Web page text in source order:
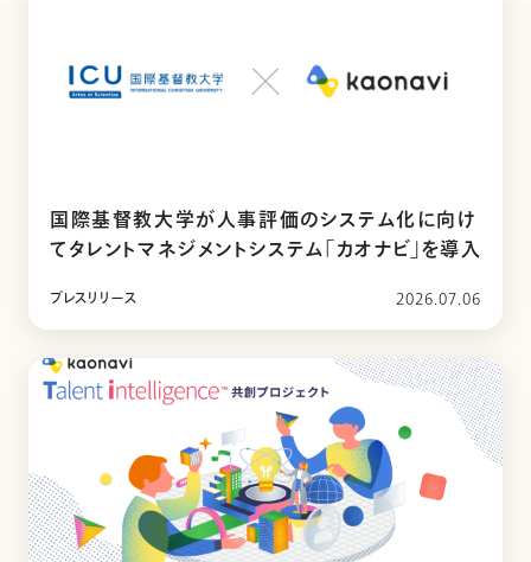
国際基督教大学が人事評価のシステム化に向け
てタレントマネジメントシステム「カオナビ」を導入
プレスリリース 2026.07.06